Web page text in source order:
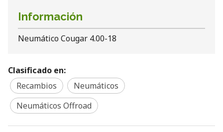
Información
Neumático Cougar 4.00-18
Clasificado en:
Recambios
Neumáticos
Neumáticos Offroad